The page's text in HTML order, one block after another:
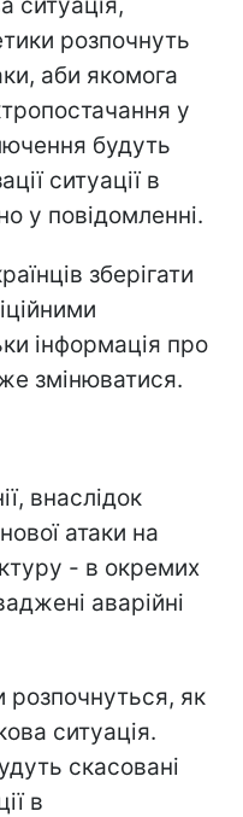
розпочнуть
аби якомога
у
будуть
ситуації в
у повідомленні.
зберігати
інформація про
змінюватися.
внаслідок
атаки на
- в окремих
аварійні
розпочнуться, як
ситуація.
скасовані
в